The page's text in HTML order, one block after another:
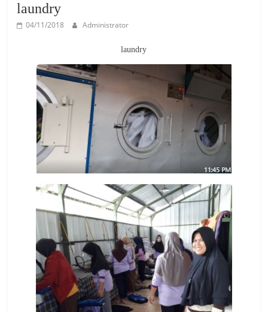
laundry
04/11/2018 Administrator
laundry